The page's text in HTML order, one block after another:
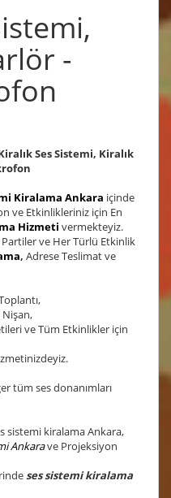
-
Ses Sistemi, Kiralık
Kiralama Ankara içinde
ve Etkinlikleriniz için En
Hizmeti vermekteyiz.
ve Her Türlü Etkinlik
, Adrese Teslimat ve
Nişan,
ve Tüm Etkinlikler için
tüm ses donanımları
sistemi kiralama Ankara,
Ankarave Projeksiyon
ses sistemi kiralama